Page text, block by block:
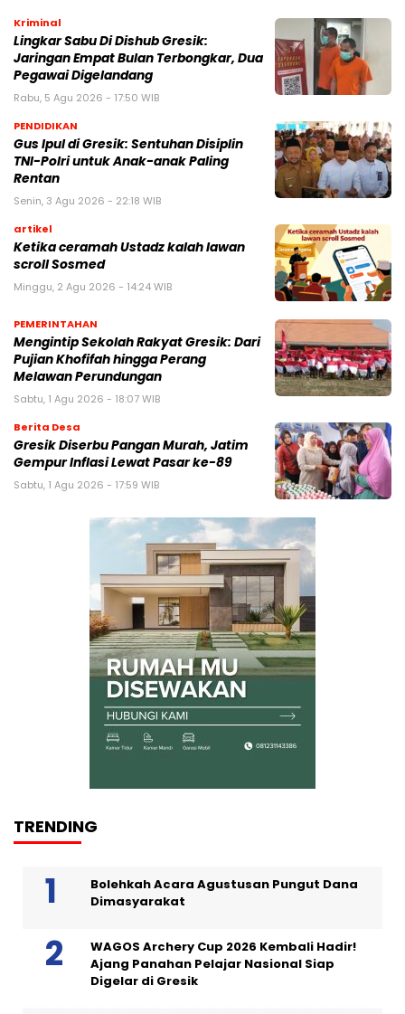
Kriminal
Lingkar Sabu Di Dishub Gresik:
Jaringan Empat Bulan Terbongkar, Dua
Pegawai Digelandang
Rabu, 5 Agu 2026 - 17:50 WIB
PENDIDIKAN
Gus Ipul di Gresik: Sentuhan Disiplin
TNI-Polri untuk Anak-anak Paling
Rentan
Senin, 3 Agu 2026 - 22:18 WIB
artikel
Ketika ceramah Ustadz kalah lawan
scroll Sosmed
Minggu, 2 Agu 2026 - 14:24 WIB
PEMERINTAHAN
Mengintip Sekolah Rakyat Gresik: Dari
Pujian Khofifah hingga Perang
Melawan Perundungan
Sabtu, 1 Agu 2026 - 18:07 WIB
Berita Desa
Gresik Diserbu Pangan Murah, Jatim
Gempur Inflasi Lewat Pasar ke-89
Sabtu, 1 Agu 2026 - 17:59 WIB
TRENDING
Bolehkah Acara Agustusan Pungut Dana
Dimasyarakat
WAGOS Archery Cup 2026 Kembali Hadir!
Ajang Panahan Pelajar Nasional Siap
Digelar di Gresik